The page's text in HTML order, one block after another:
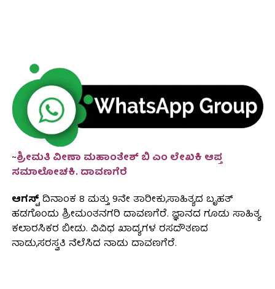
~ಶ್ರೀಮತಿ ವೀಣಾ ಮಹಾಂತೇಶ್ ಬಿ ಎಂ ಲೇಖಕಿ ಆಪ್ತ
ಸಮಾಲೋಚಕಿ. ದಾವಣಗೆರೆ
ಆಗಸ್ಟ್ದಿನಾಂಕ 8 ಮತ್ತು 9ನೇ ತಾರೀಕು,ಸಾಹಿತ್ಯದ ಬೃಹತ್
ಹಡಗೊಂದು ಶ್ರೀಮಂತನಗರಿ ದಾವಣಗೆರೆ. ಜ್ಞಾನದ ಗೂಡು ಸಾಹಿತ್ಯ
ಕಲಾರಸಿಕರ ಬೀಡು. ವಿವಿಧ ಖಾದ್ಯಗಳ ರಸದೌತಣದ
ನಾಡು,ಸರಸ್ವತಿ ನೆಲೆಸಿದ ನಾಡು ದಾವಣಗೆರೆ.